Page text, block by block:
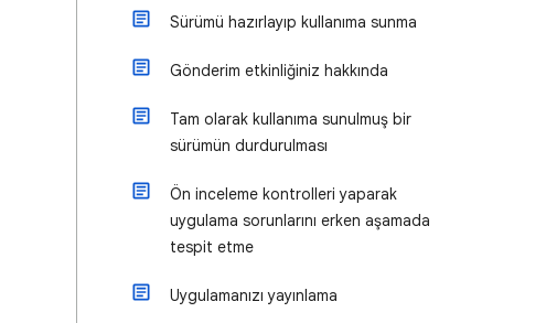
Sürümü hazırlayıp kullanıma sunma
Gönderim etkinliğiniz hakkında
Tam olarak kullanıma sunulmuş bir
sürümün durdurulması
Ön inceleme kontrolleri yaparak
uygulama sorunlarını erken aşamada
tespit etme
Uygulamanızı yayınlama